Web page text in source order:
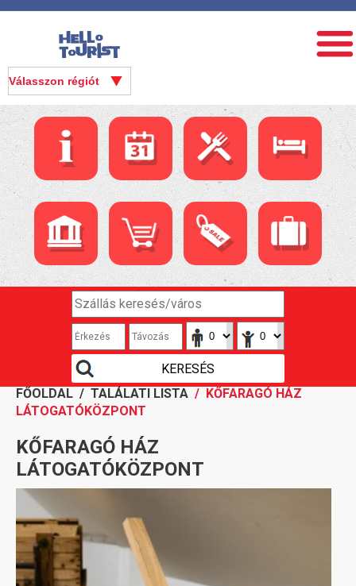
FŐOLDAL / TALÁLATI LISTA / KŐFARAGÓ HÁZ
LÁTOGATÓKÖZPONT
KŐFARAGÓ HÁZ
LÁTOGATÓKÖZPONT